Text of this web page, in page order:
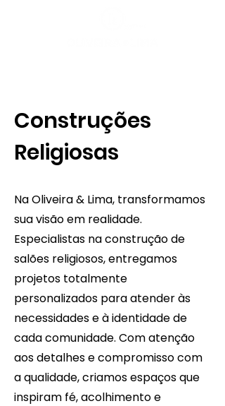
Construções
Religiosas
Na Oliveira & Lima, transformamos
sua visão em realidade.
Especialistas na construção de
salões religiosos, entregamos
projetos totalmente
personalizados para atender às
necessidades e à identidade de
cada comunidade. Com atenção
aos detalhes e compromisso com
a qualidade, criamos espaços que
inspiram fé, acolhimento e